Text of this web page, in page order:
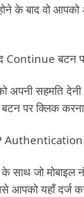
के बाद वो
Continue बटन
सहमति देनी
पर क्लिक करना
Authentication
साथ जो मोबाइल
आपको यहाँ दर्ज